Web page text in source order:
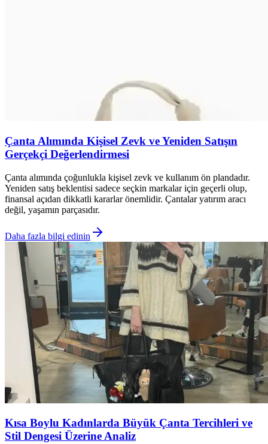
Çanta Alımında Kişisel Zevk ve Yeniden Satışın
Gerçekçi Değerlendirmesi
Çanta alımında çoğunlukla kişisel zevk ve kullanım ön plandadır.
Yeniden satış beklentisi sadece seçkin markalar için geçerli olup,
finansal açıdan dikkatli kararlar önemlidir. Çantalar yatırım aracı
değil, yaşamın parçasıdır.
Daha fazla bilgi edinin
Kısa Boylu Kadınlarda Büyük Çanta Tercihleri ve
Stil Dengesi Üzerine Analiz